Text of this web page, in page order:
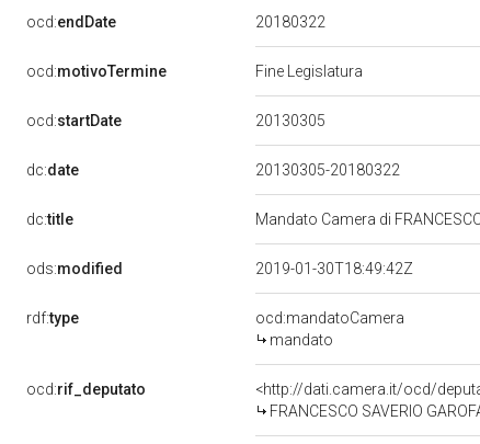
ocd:endDate 20180322
ocd:motivoTermine Fine Legislatura
ocd:startDate 20130305
dc:date 20130305-20180322
dc:title Mandato Camera di
ods:modified 2019-01-30T18:49:42Z
rdf:type
ocd:mandatoCamera
mandato
ocd:rif_deputato
<http://dati.camera.it/ocd/
FRANCESCO SAVERIO